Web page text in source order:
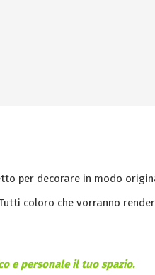
per decorare in modo
coloro che vorranno
e personale il tuo spazio.